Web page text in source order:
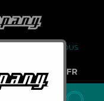
À PROPOS DE NOUS
FR